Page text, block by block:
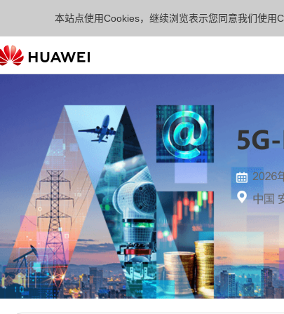
本站点使用Cookies，继续浏览表示您同意我们使用